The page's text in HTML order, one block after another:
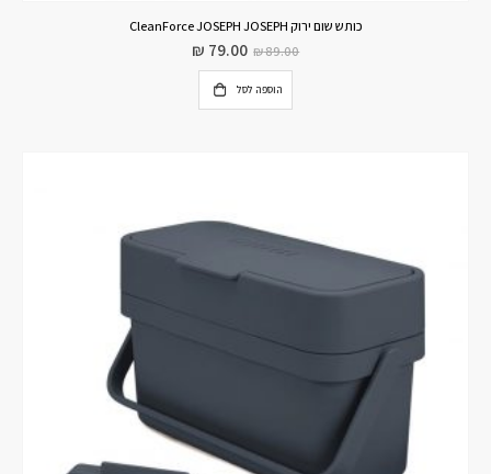
כותש שום ירוק CleanForce JOSEPH JOSEPH
₪89.00
₪ 79.00
הוספה לסל